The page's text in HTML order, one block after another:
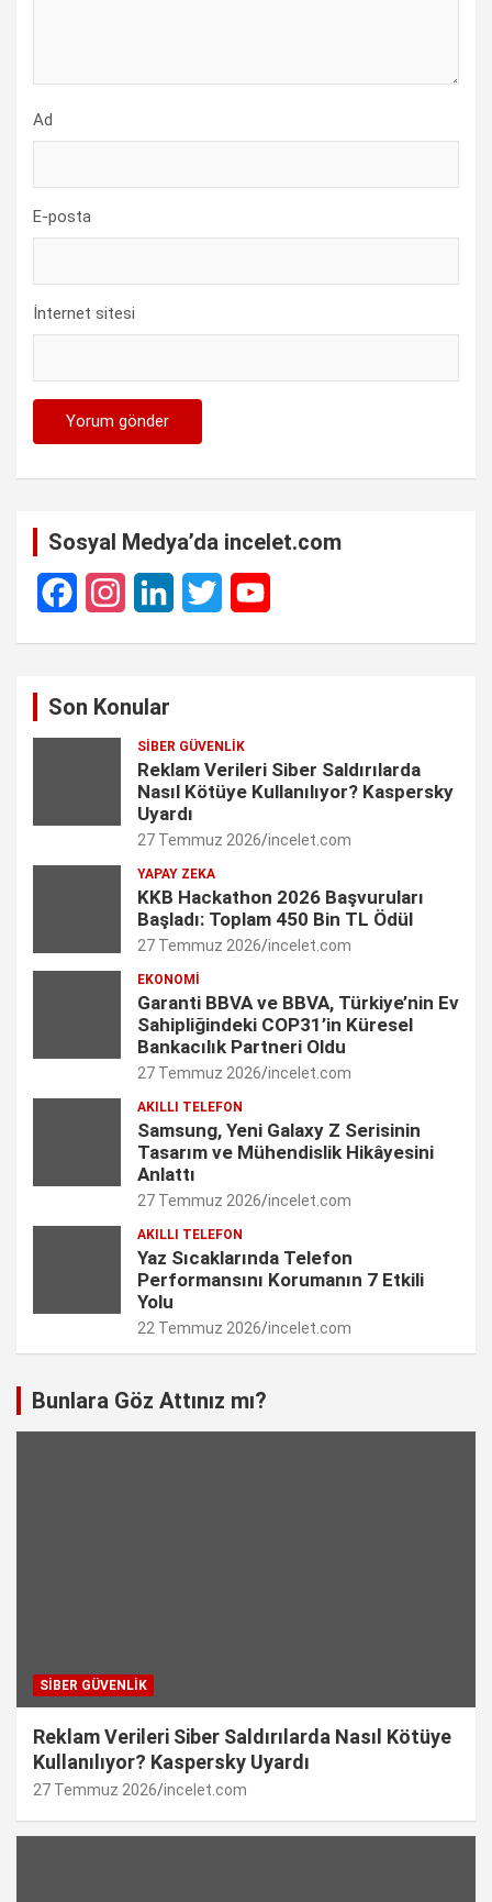
Ad
E-posta
İnternet sitesi
Sosyal Medya’da incelet.com
e
o
k
t
m
e
d
n
t
e
b
h
a
n
e
Son Konular
SIBER GÜVENLIK
Reklam Verileri Siber Saldırılarda
Nasıl Kötüye Kullanılıyor? Kaspersky
Uyardı
27 Temmuz 2026 incelet.com
YAPAY ZEKA
KKB Hackathon 2026 Başvuruları
Başladı: Toplam 450 Bin TL Ödül
27 Temmuz 2026 incelet.com
EKONOMI
Garanti BBVA ve BBVA, Türkiye’nin Ev
Sahipliğindeki COP31’in Küresel
Bankacılık Partneri Oldu
27 Temmuz 2026 incelet.com
AKILLI TELEFON
Samsung, Yeni Galaxy Z Serisinin
Tasarım ve Mühendislik Hikâyesini
Anlattı
27 Temmuz 2026 incelet.com
AKILLI TELEFON
Yaz Sıcaklarında Telefon
Performansını Korumanın 7 Etkili
Yolu
22 Temmuz 2026 incelet.com
Bunlara Göz Attınız mı?
SIBER GÜVENLIK
Reklam Verileri Siber Saldırılarda Nasıl Kötüye
Kullanılıyor? Kaspersky Uyardı
27 Temmuz 2026 incelet.com